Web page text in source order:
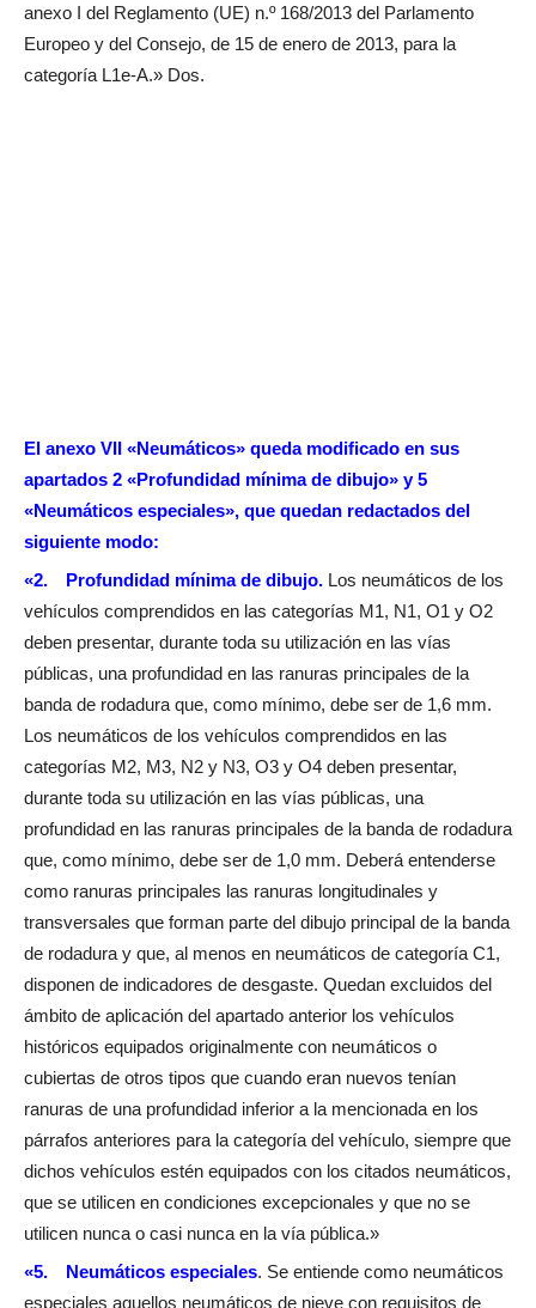
anexo I del Reglamento (UE) n.º 168/2013 del Parlamento
Europeo y del Consejo, de 15 de enero de 2013, para la
categoría L1e-A.» Dos.
El anexo VII «Neumáticos» queda modificado en sus
apartados 2 «Profundidad mínima de dibujo» y 5
«Neumáticos especiales», que quedan redactados del
siguiente modo:
«2. Profundidad mínima de dibujo. Los neumáticos de los
vehículos comprendidos en las categorías M1, N1, O1 y O2
deben presentar, durante toda su utilización en las vías
públicas, una profundidad en las ranuras principales de la
banda de rodadura que, como mínimo, debe ser de 1,6 mm.
Los neumáticos de los vehículos comprendidos en las
categorías M2, M3, N2 y N3, O3 y O4 deben presentar,
durante toda su utilización en las vías públicas, una
profundidad en las ranuras principales de la banda de rodadura
que, como mínimo, debe ser de 1,0 mm. Deberá entenderse
como ranuras principales las ranuras longitudinales y
transversales que forman parte del dibujo principal de la banda
de rodadura y que, al menos en neumáticos de categoría C1,
disponen de indicadores de desgaste. Quedan excluidos del
ámbito de aplicación del apartado anterior los vehículos
históricos equipados originalmente con neumáticos o
cubiertas de otros tipos que cuando eran nuevos tenían
ranuras de una profundidad inferior a la mencionada en los
párrafos anteriores para la categoría del vehículo, siempre que
dichos vehículos estén equipados con los citados neumáticos,
que se utilicen en condiciones excepcionales y que no se
utilicen nunca o casi nunca en la vía pública.»
«5. Neumáticos especiales. Se entiende como neumáticos
especiales aquellos neumáticos de nieve con requisitos de